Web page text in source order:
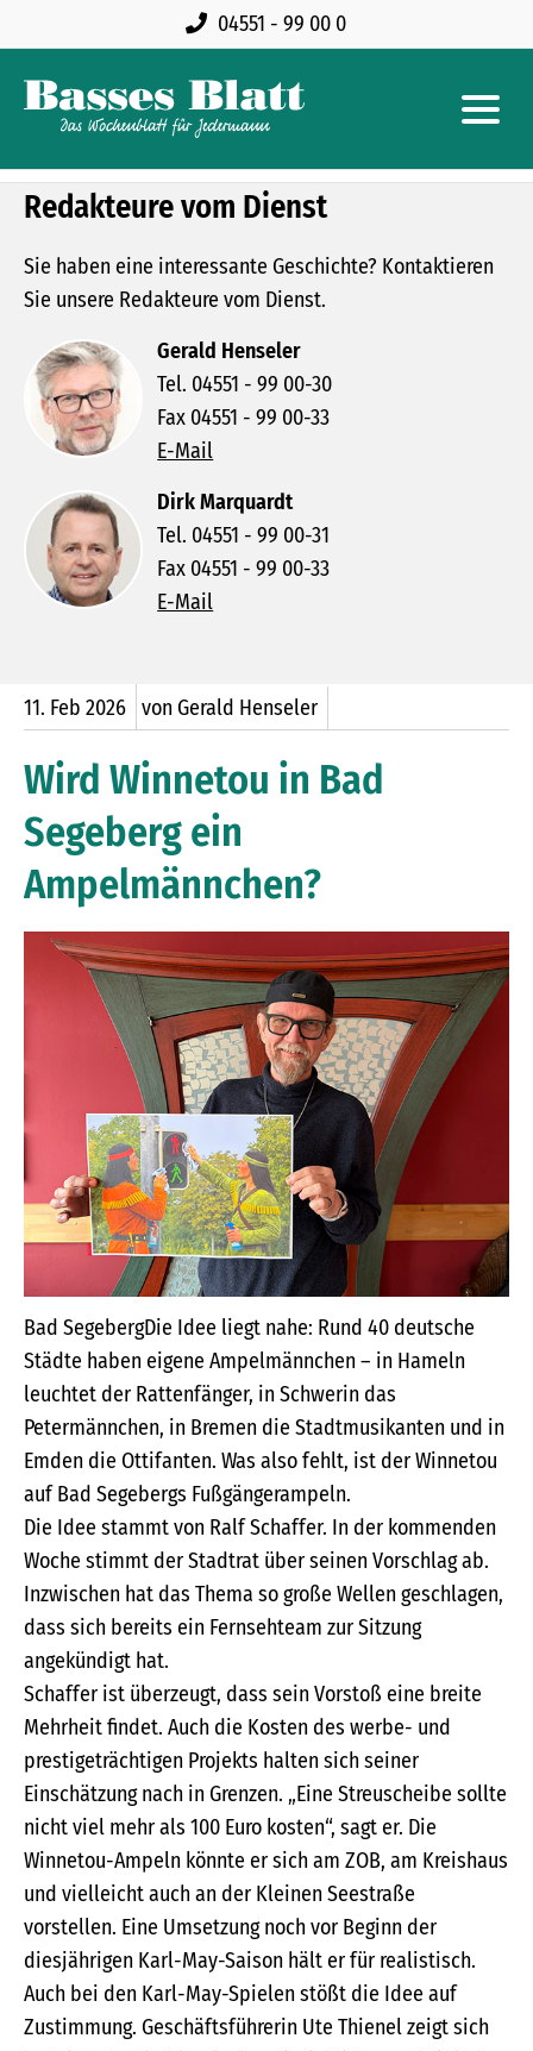
04551 - 99 00 0
Redakteure vom Dienst
Sie haben eine interessante Geschichte? Kontaktieren
Sie unsere Redakteure vom Dienst.
Gerald Henseler
Tel. 04551 - 99 00-30
Fax 04551 - 99 00-33
E-Mail
Dirk Marquardt
Tel. 04551 - 99 00-31
Fax 04551 - 99 00-33
E-Mail
11. Feb 2026 von Gerald Henseler
Wird Winnetou in Bad
Segeberg ein
Ampelmännchen?
Bad SegebergDie Idee liegt nahe: Rund 40 deutsche
Städte haben eigene Ampelmännchen – in Hameln
leuchtet der Rattenfänger, in Schwerin das
Petermännchen, in Bremen die Stadtmusikanten und in
Emden die Ottifanten. Was also fehlt, ist der Winnetou
auf Bad Segebergs Fußgängerampeln.
Die Idee stammt von Ralf Schaffer. In der kommenden
Woche stimmt der Stadtrat über seinen Vorschlag ab.
Inzwischen hat das Thema so große Wellen geschlagen,
dass sich bereits ein Fernsehteam zur Sitzung
angekündigt hat.
Schaffer ist überzeugt, dass sein Vorstoß eine breite
Mehrheit findet. Auch die Kosten des werbe- und
prestigeträchtigen Projekts halten sich seiner
Einschätzung nach in Grenzen. „Eine Streuscheibe sollte
nicht viel mehr als 100 Euro kosten“, sagt er. Die
Winnetou-Ampeln könnte er sich am ZOB, am Kreishaus
und vielleicht auch an der Kleinen Seestraße
vorstellen. Eine Umsetzung noch vor Beginn der
diesjährigen Karl-May-Saison hält er für realistisch.
Auch bei den Karl-May-Spielen stößt die Idee auf
Zustimmung. Geschäftsführerin Ute Thienel zeigt sich